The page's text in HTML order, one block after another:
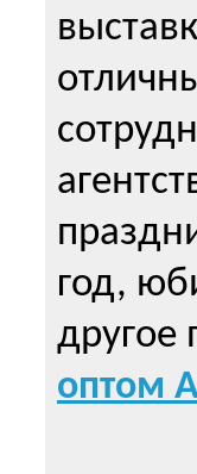
год,
другое
оптом